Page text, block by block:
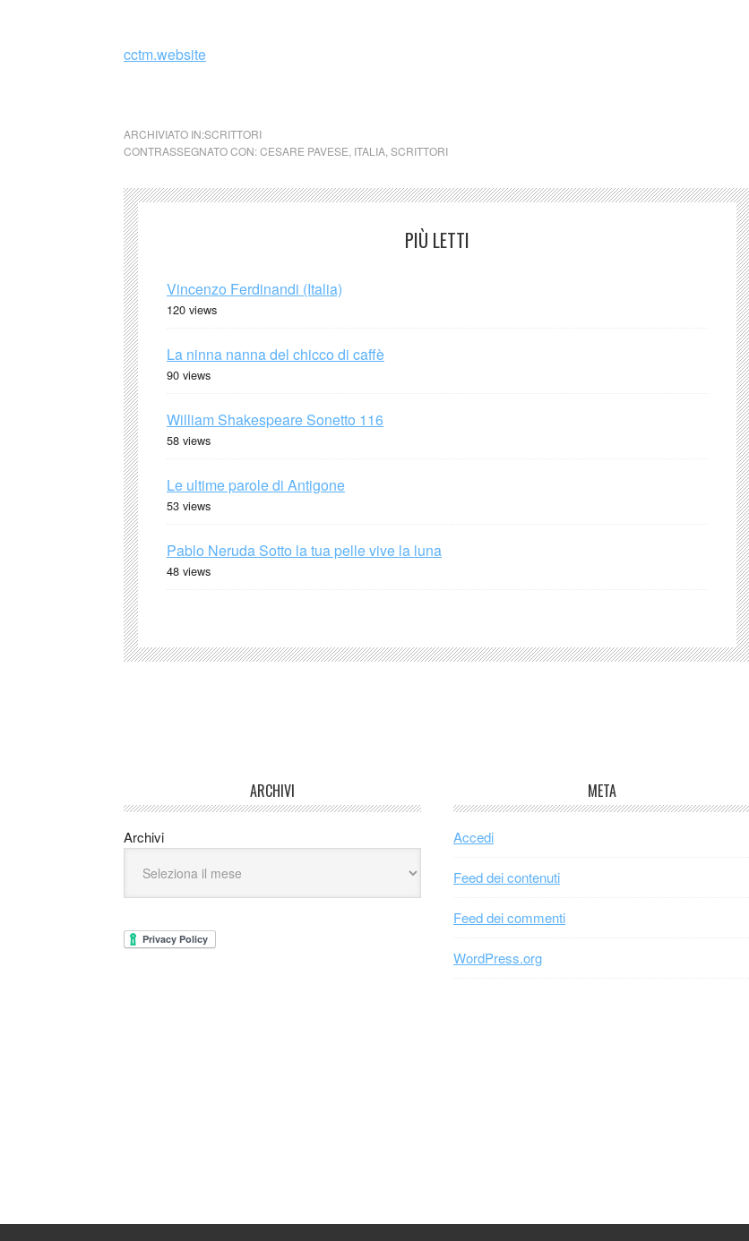
cctm.website
ARCHIVIATO IN:SCRITTORI
CONTRASSEGNATO CON:CESARE PAVESE ITALIA SCRITTORI
PIÙ LETTI
Vincenzo Ferdinandi (Italia)
120 views
La ninna nanna del chicco di caffè
90 views
William Shakespeare Sonetto 116
58 views
Le ultime parole di Antigone
53 views
Pablo Neruda Sotto la tua pelle vive la luna
48 views
ARCHIVI
Archivi
META
Accedi
Feed dei contenuti
Feed dei commenti
WordPress.org